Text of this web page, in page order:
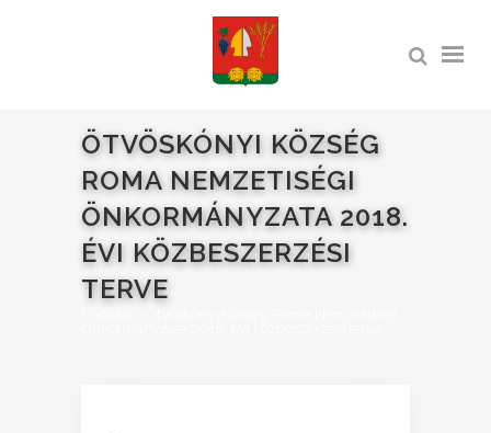
ÖTVÖSKÓNYI KÖZSÉG
ROMA NEMZETISÉGI
ÖNKORMÁNYZATA 2018.
ÉVI KÖZBESZERZÉSI
TERVE